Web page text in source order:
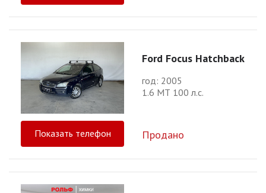
Ford Focus Hatchback
год: 2005
1.6 МТ 100 л.с.
Показать телефон Продано